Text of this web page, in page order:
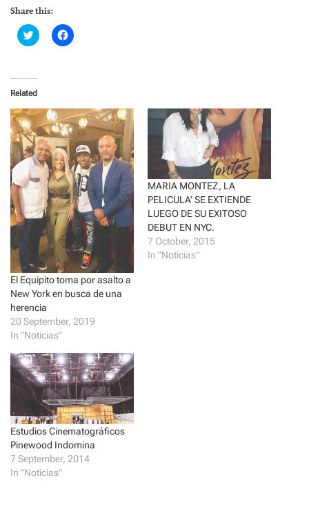
Share this:
C
l
t
o
s
a
e
o
n
T
w
i
t
e
r
(
p
e
n
s
i
n
n
e
w
w
i
n
o
w
)
C
l
a
r
e
o
F
a
c
e
b
o
o
k
O
p
n
s
i
n
w
w
d
o
w
)
Related
El Equipito toma por asalto a
New York en busca de una
herencia
20 September, 2019
In "Noticias"
MARIA MONTEZ, LA
PELICULA’ SE EXTIENDE
LUEGO DE SU EXITOSO
DEBUT EN NYC.
7 October, 2015
In "Noticias"
Estudios Cinematográficos
Pinewood Indomina
7 September, 2014
In "Noticias"